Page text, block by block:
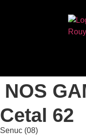
NOS
Cetal 62
Senuc (08)